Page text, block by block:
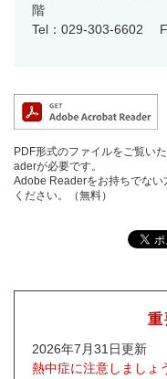
階
Tel：029-303-6602
PDF形式のファイルをご覧い
aderが必要です。
Adobe Readerをお持ちでない
ください。（無料）
重
2026年7月31日更新
熱中症に注意しましょ